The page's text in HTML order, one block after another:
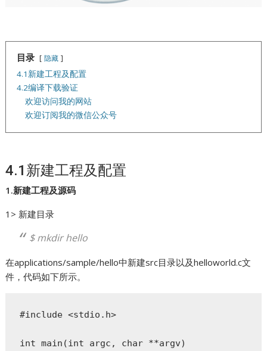
目录 隐藏
4.1新建工程及配置
4.2编译下载验证
欢迎访问我的网站
欢迎订阅我的微信公众号
4.1新建工程及配置
1.新建工程及源码
1> 新建目录
$ mkdir hello
在applications/sample/hello中新建src目录以及helloworld.c文
件，代码如下所示。
#include <stdio.h>
int main(int argc, char **argv)